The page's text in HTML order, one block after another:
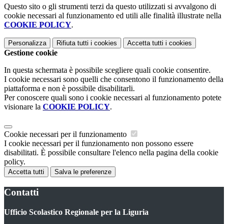
Questo sito o gli strumenti terzi da questo utilizzati si avvalgono di
cookie necessari al funzionamento ed utili alle finalità illustrate nella
COOKIE POLICY.
Personalizza Rifiuta tutti i cookies Accetta tutti i cookies
Gestione cookie
In questa schermata è possibile scegliere quali cookie consentire.
I cookie necessari sono quelli che consentono il funzionamento della
piattaforma e non è possibile disabilitarli.
Per conoscere quali sono i cookie necessari al funzionamento potete
visionare la COOKIE POLICY.
Cookie necessari per il funzionamento
I cookie necessari per il funzionamento non possono essere
disabilitati. È possibile consultare l'elenco nella pagina della cookie
policy.
Accetta tutti Salva le preferenze
Contatti
Ufficio Scolastico Regionale per la Liguria